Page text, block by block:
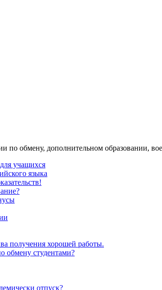
по обмену, дополнительном образовании,
учащихся
языка
получения хорошей работы.
обмену студентами?
отпуск?